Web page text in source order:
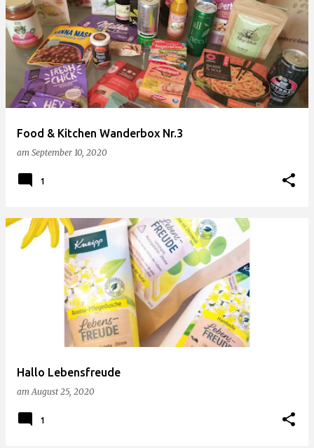
Food & Kitchen Wanderbox Nr.3
am September 10, 2020
1
Hallo Lebensfreude
amAugust 25, 2020
1